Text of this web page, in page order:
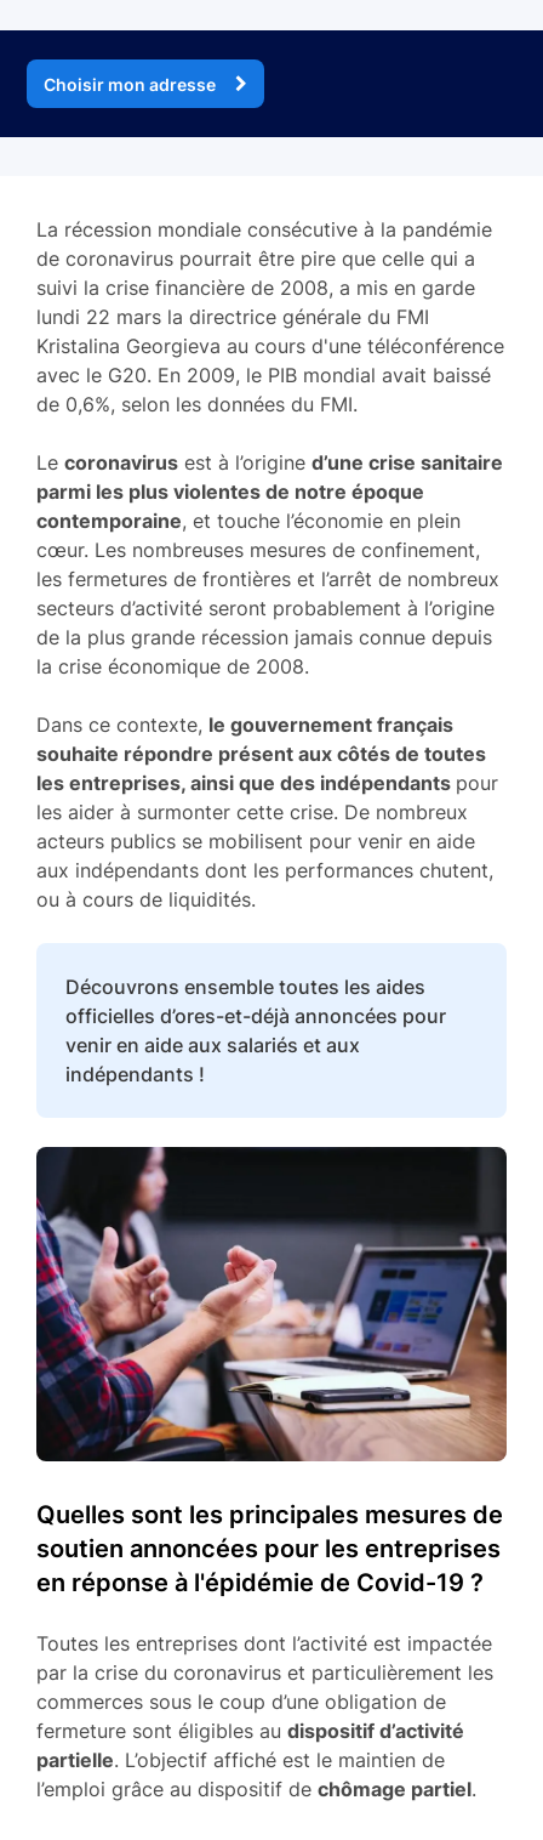
Choisir mon adresse
La récession mondiale consécutive à la pandémie
de coronavirus pourrait être pire que celle qui a
suivi la crise financière de 2008, a mis en garde
lundi 22 mars la directrice générale du FMI
Kristalina Georgieva au cours d'une téléconférence
avec le G20. En 2009, le PIB mondial avait baissé
de 0,6%, selon les données du FMI.
Le coronavirus est à l’origine d’une crise sanitaire
parmi les plus violentes de notre époque
contemporaine, et touche l’économie en plein
cœur. Les nombreuses mesures de confinement,
les fermetures de frontières et l’arrêt de nombreux
secteurs d’activité seront probablement à l’origine
de la plus grande récession jamais connue depuis
la crise économique de 2008.
Dans ce contexte, le gouvernement français
souhaite répondre présent aux côtés de toutes
les entreprises, ainsi que des indépendants pour
les aider à surmonter cette crise. De nombreux
acteurs publics se mobilisent pour venir en aide
aux indépendants dont les performances chutent,
ou à cours de liquidités.
Découvrons ensemble toutes les aides
officielles d’ores-et-déjà annoncées pour
venir en aide aux salariés et aux
indépendants !
Quelles sont les principales mesures de
soutien annoncées pour les entreprises
en réponse à l'épidémie de Covid-19 ?
Toutes les entreprises dont l’activité est impactée
par la crise du coronavirus et particulièrement les
commerces sous le coup d’une obligation de
fermeture sont éligibles au dispositif d’activité
partielle. L’objectif affiché est le maintien de
l’emploi grâce au dispositif de chômage partiel.